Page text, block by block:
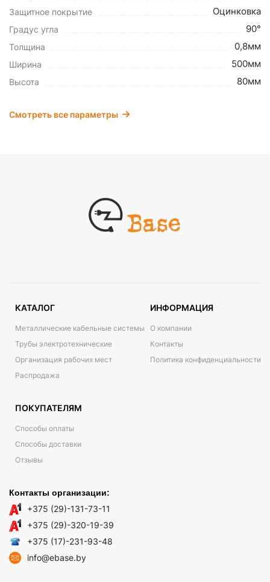
Защитное покрытие Оцинковка
Градус угла 90°
Толщина 0,8мм
Ширина 500мм
Высота 80мм
Смотреть все параметры
КАТАЛОГ
Металлические кабельные системы
Трубы электротехнические
Организация рабочих мест
Распродажа
ИНФОРМАЦИЯ
О компании
Контакты
Политика конфиденциальности
ПОКУПАТЕЛЯМ
Способы оплаты
Способы доставки
Отзывы
Контакты организации:
+375 (29)-131-73-11
+375 (29)-320-19-39
+375 (17)-231-93-48
info@ebase.by